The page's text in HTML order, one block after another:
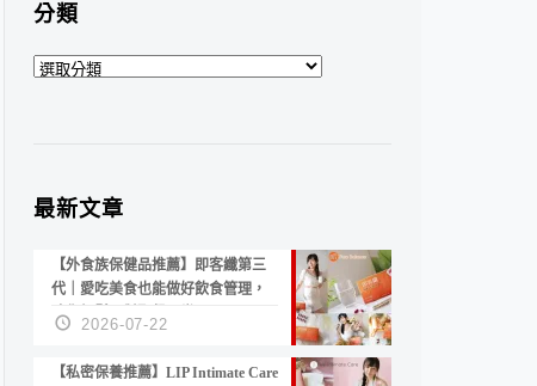
分類
分
最新文章
【外食族保健品推薦】即客纖第三
代｜愛吃美食也能做好飲食管理，
陪你輕鬆面對聚餐日常！
2026-07-22
【私密保養推薦】LIP Intimate Care